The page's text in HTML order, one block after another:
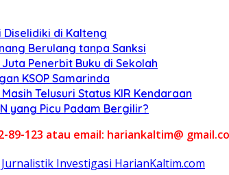
Diselidiki di Kalteng
Berulang tanpa Sanksi
Penerbit Buku di Sekolah
KSOP Samarinda
Telusuri Status KIR Kendaraan
yang Picu Padam Bergilir?
123 atau email: hariankaltim@